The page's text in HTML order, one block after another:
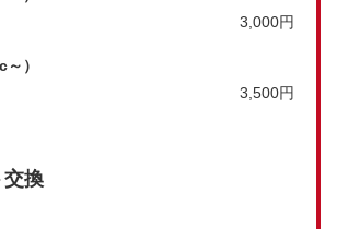
3,000円
）
3,500円
交換